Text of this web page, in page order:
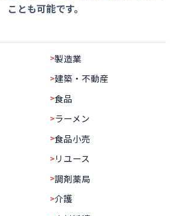
ことも可能です。
製造業
建築・不動産
食品
ラーメン
食品小売
リユース
調剤薬局
介護